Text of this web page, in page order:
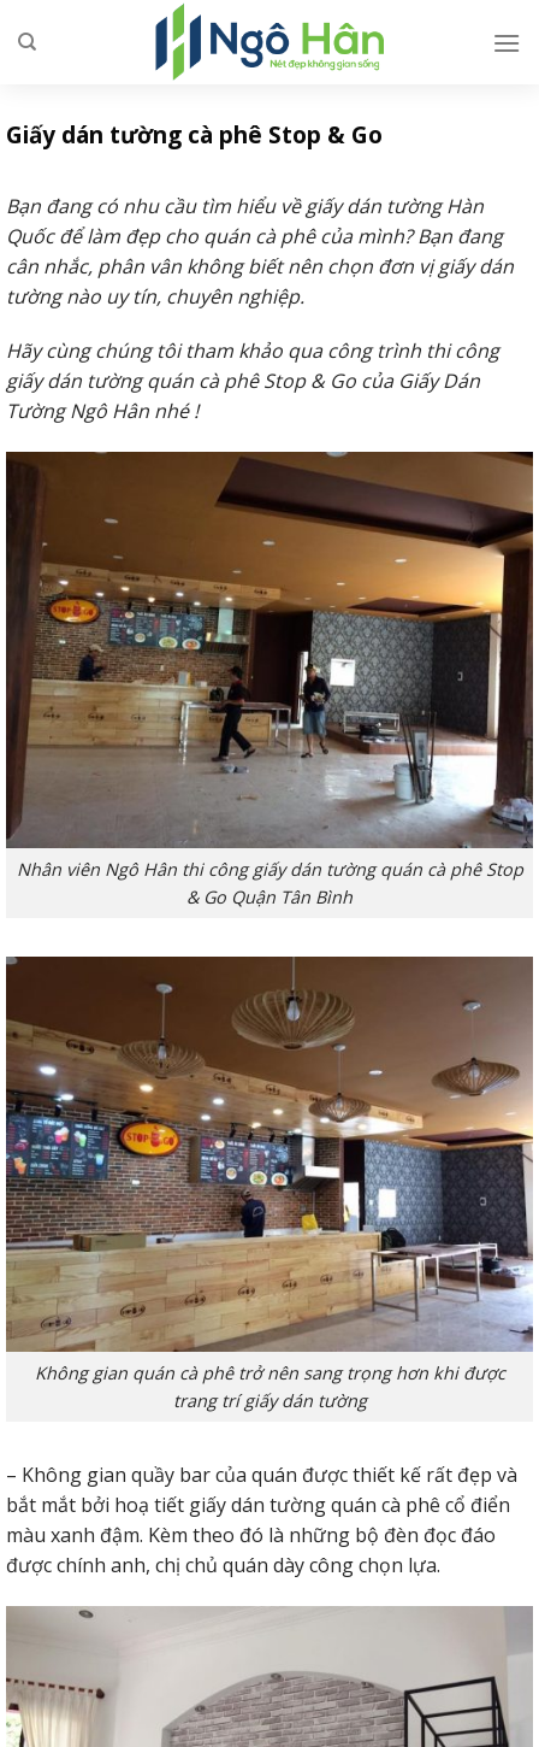
Giấy dán tường cà phê Stop & Go
Bạn đang có nhu cầu tìm hiểu về giấy dán tường Hàn
Quốc để làm đẹp cho quán cà phê của mình? Bạn đang
cân nhắc, phân vân không biết nên chọn đơn vị giấy dán
tường nào uy tín, chuyên nghiệp.
Hãy cùng chúng tôi tham khảo qua công trình thi công
giấy dán tường quán cà phê Stop & Go của Giấy Dán
Tường Ngô Hân nhé !
Nhân viên Ngô Hân thi công giấy dán tường quán cà phê Stop
& Go Quận Tân Bình
Không gian quán cà phê trở nên sang trọng hơn khi được
trang trí giấy dán tường
– Không gian quầy bar của quán được thiết kế rất đẹp và
bắt mắt bởi hoạ tiết giấy dán tường quán cà phê cổ điển
màu xanh đậm. Kèm theo đó là những bộ đèn đọc đáo
được chính anh, chị chủ quán dày công chọn lựa.